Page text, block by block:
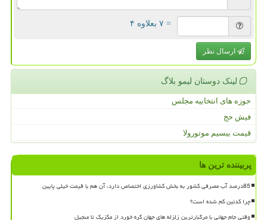
= ۷ بعلاوه ۴
ارسال نظر
لینک دوستان لیمو بلاگ
حوزه های انتخابیه مجلس
فیش حج
قیمت بیسیم موتورولا
پربیننده ترین ها
85درصد آب مصرفی کشور به بخش کشاورزی اختصاص دارد، آن هم با قیمت خیلی پایین
چرا کدئین کم شده است؟
وقتی جام جهانی با مرگبارترین زلزله های جهان گره خورد از مکزیک تا منجیل